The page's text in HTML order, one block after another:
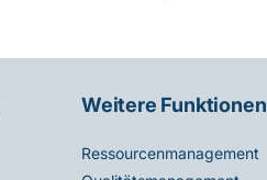
Weitere Funktionen
Ressourcenmanagement